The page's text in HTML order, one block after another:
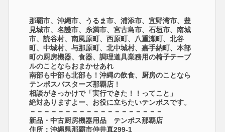
那覇市、沖縄市、うるま市、浦添市、宜野湾市、豊
見城市、名護市、糸満市、宮古島市、石垣市、南城
市、読谷村、南風原町、西原町、八重瀬町、北谷
町、中城村、与那原町、北中城村、嘉手納町、本部
町の厨房機器、食器、調理道具業務用の椅子テーブ
ルのことならおまかせあれ
南部も中部も北部も！沖縄の飲食、厨房のことなら
テンポスバスターズ那覇店！
相談がきっかけで「実行できた！！ってこと」
絶対ありますよー、お役に立ちたいテンポスです。
－－－－－－－－－－－－－－－－－－－
新品・中古厨房機器用品 テンポス那覇店
住所：沖縄県那覇市仲井真299-1